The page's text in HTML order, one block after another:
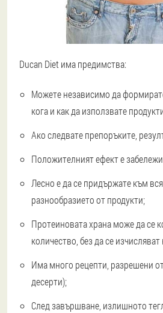
Ducan Diet има предимства:
Можете независимо да
кога и как да използвате
Ако следвате препоръките,
Положителният ефект е
Лесно е да се придържате към
разнообразието от продукти;
Протеиновата храна може да се
количество, без да се
Има много рецепти, разрешени
десерти);
След завършване, излишното